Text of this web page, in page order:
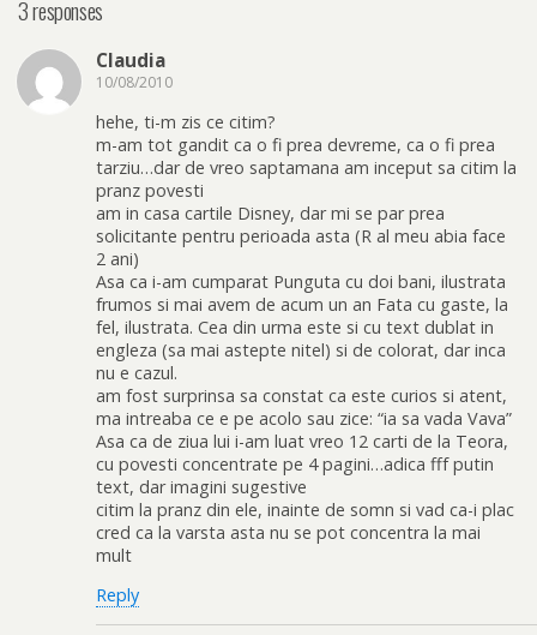
3 responses
Claudia
10/08/2010
hehe, ti-m zis ce citim?
m-am tot gandit ca o fi prea devreme, ca o fi prea
tarziu…dar de vreo saptamana am inceput sa citim la
pranz povesti
am in casa cartile Disney, dar mi se par prea
solicitante pentru perioada asta (R al meu abia face
2 ani)
Asa ca i-am cumparat Punguta cu doi bani, ilustrata
frumos si mai avem de acum un an Fata cu gaste, la
fel, ilustrata. Cea din urma este si cu text dublat in
engleza (sa mai astepte nitel) si de colorat, dar inca
nu e cazul.
am fost surprinsa sa constat ca este curios si atent,
ma intreaba ce e pe acolo sau zice: “ia sa vada Vava”
Asa ca de ziua lui i-am luat vreo 12 carti de la Teora,
cu povesti concentrate pe 4 pagini…adica fff putin
text, dar imagini sugestive
citim la pranz din ele, inainte de somn si vad ca-i plac
cred ca la varsta asta nu se pot concentra la mai
mult
Reply